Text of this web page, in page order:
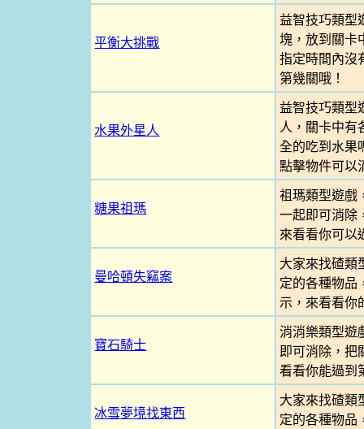
平衡大挑戰
益智技巧類型
塊，放到關卡
指定時間內沒
第幾關哦！
水果外星人
益智技巧類型
人，關卡中有
全的吃到水果
點擊物件可以
糖果祖瑪
祖瑪類型遊戲
一起即可消除
來看看你可以
曼哈頓失竊案
大家來找碴類
定的各種物品
示，來看看你
寶石騎士
消消樂類型遊
即可消除，把
看看你能過到
冰雪夢境找東西
大家來找碴類
定的各種物品